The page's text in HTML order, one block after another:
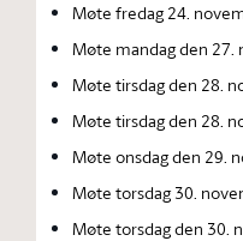
Møte fredag 24.
Møte mandag den 27.
Møte tirsdag den 28.
Møte tirsdag den 28.
Møte onsdag den 29.
Møte torsdag 30.
Møte torsdag den 30.